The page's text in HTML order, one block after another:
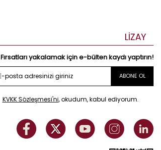
LİZAY
Fırsatları yakalamak için e-bülten kaydı yaptırın!
ABONE OL
KVKK Sözleşmesi'ni, okudum, kabul ediyorum.